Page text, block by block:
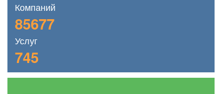
Компаний
85677
Услуг
745